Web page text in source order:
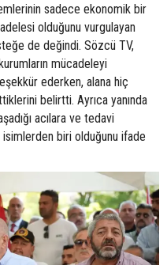
sadece ekonomik bir
olduğunu vurgulayan
de değindi. Sözcü TV,
mücadeleyi
ederken, alana hiç
belirtti. Ayrıca yanında
acılara ve tedavi
isimlerden biri olduğunu ifade